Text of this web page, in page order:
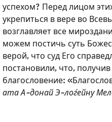
успехом? Перед лицом
укрепиться в вере во
возглавляет все
можем постичь суть
верой, что суд Его
постановили, что,
благословение:
ата А-донай Э-лоѓейну